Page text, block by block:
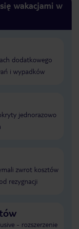
wakacjami w
dodatkowego
i wypadków
jednorazowo
zwrot kosztów
rezygnacji
- rozszerzenie